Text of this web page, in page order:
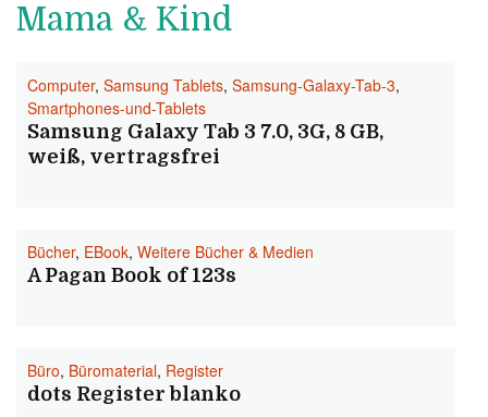
Mama & Kind
Computer, Samsung Tablets, Samsung-Galaxy-Tab-3,
Smartphones-und-Tablets
Samsung Galaxy Tab 3 7.0, 3G, 8 GB,
weiß, vertragsfrei
Bücher, EBook, Weitere Bücher & Medien
A Pagan Book of 123s
Büro, Büromaterial, Register
dots Register blanko